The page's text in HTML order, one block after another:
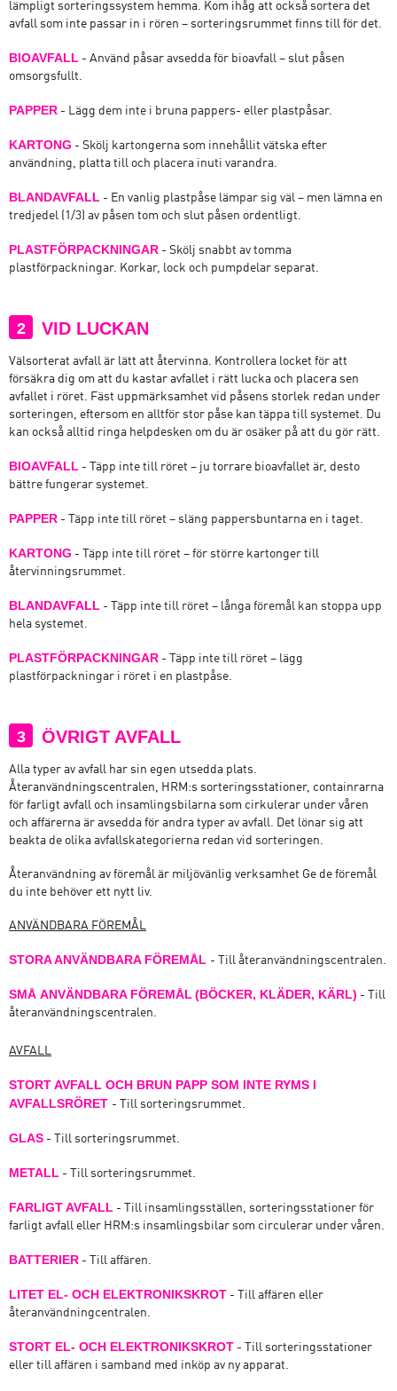
lämpligt sorteringssystem hemma. Kom ihåg att också sortera det
avfall som inte passar in i rören – sorteringsrummet finns till för det.
BIOAVFALL - Använd påsar avsedda för bioavfall – slut påsen
omsorgsfullt.
PAPPER - Lägg dem inte i bruna pappers- eller plastpåsar.
KARTONG - Skölj kartongerna som innehållit vätska efter
användning, platta till och placera inuti varandra.
BLANDAVFALL - En vanlig plastpåse lämpar sig väl – men lämna en
tredjedel (1/3) av påsen tom och slut påsen ordentligt.
PLASTFÖRPACKNINGAR - Skölj snabbt av tomma
plastförpackningar. Korkar, lock och pumpdelar separat.
2 VID LUCKAN
Välsorterat avfall är lätt att återvinna. Kontrollera locket för att
försäkra dig om att du kastar avfallet i rätt lucka och placera sen
avfallet i röret. Fäst uppmärksamhet vid påsens storlek redan under
sorteringen, eftersom en alltför stor påse kan täppa till systemet. Du
kan också alltid ringa helpdesken om du är osäker på att du gör rätt.
BIOAVFALL - Täpp inte till röret – ju torrare bioavfallet är, desto
bättre fungerar systemet.
PAPPER - Täpp inte till röret – släng pappersbuntarna en i taget.
KARTONG - Täpp inte till röret – för större kartonger till
återvinningsrummet.
BLANDAVFALL - Täpp inte till röret – långa föremål kan stoppa upp
hela systemet.
PLASTFÖRPACKNINGAR - Täpp inte till röret – lägg
plastförpackningar i röret i en plastpåse.
3 ÖVRIGT AVFALL
Alla typer av avfall har sin egen utsedda plats.
Återanvändningscentralen, HRM:s sorteringsstationer, containrarna
för farligt avfall och insamlingsbilarna som cirkulerar under våren
och affärerna är avsedda för andra typer av avfall. Det lönar sig att
beakta de olika avfallskategorierna redan vid sorteringen.
Återanvändning av föremål är miljövänlig verksamhet Ge de föremål
du inte behöver ett nytt liv.
ANVÄNDBARA FÖREMÅL
STORA ANVÄNDBARA FÖREMÅL - Till återanvändningscentralen.
SMÅ ANVÄNDBARA FÖREMÅL(BÖCKER, KLÄDER, KÄRL) - Till
återanvändningscentralen.
AVFALL
STORT AVFALL OCH BRUN PAPP SOM INTE RYMS I
AVFALLSRÖRET - Till sorteringsrummet.
GLAS - Till sorteringsrummet.
METALL - Till sorteringsrummet.
FARLIGT AVFALL - Till insamlingsställen, sorteringsstationer för
farligt avfall eller HRM:s insamlingsbilar som circulerar under våren.
BATTERIER - Till affären.
LITET EL- OCH ELEKTRONIKSKROT - Till affären eller
återanvändningcentralen.
STORT EL- OCH ELEKTRONIKSKROT - Till sorteringsstationer
eller till affären i samband med inköp av ny apparat.